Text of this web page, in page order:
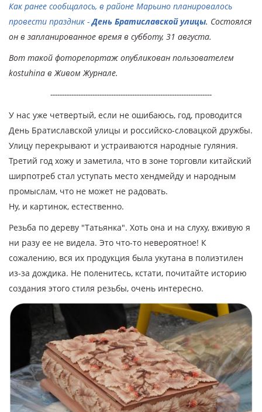
Как ранее сообщалось, в районе Марьино планировалось
провести праздник -День Братиславской улицы. Состоялся
он в запланированное время в субботу, 31 августа.
Вот такой фоторепортаж опубликован пользователем
kostuhina в Живом Журнале.
---------------------------------------------------------------------
У нас уже четвертый, если не ошибаюсь, год, проводится
День Братиславской улицы и российско-словацкой дружбы.
Улицу перекрывают и устраиваются народные гуляния.
Третий год хожу и заметила, что в зоне торговли китайский
ширпотреб стал уступать место хендмейду и народным
промыслам, что не может не радовать.
Ну, и картинок, естественно.
Резьба по дереву "Татьянка". Хоть она и на слуху, вживую я
ни разу ее не видела. Это что-то невероятное! К
сожалению, вся их продукция была укутана в полиэтилен
из-за дождика. Не поленитесь, кстати, почитайте историю
создания этого стиля резьбы, очень интересно.